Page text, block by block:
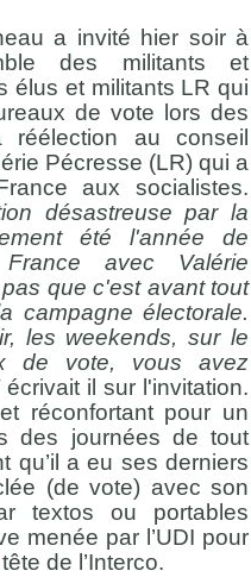
a invité hier soir à
des militants et
élus et militants LR qui
de vote lors des
au conseil
Pécresse (LR) qui a
aux socialistes.
désastreuse par la
été l'année de
avec Valérie
que c'est avant tout
campagne électorale.
les weekends, sur le
de vote, vous avez
écrivait il sur l'invitation.
réconfortant pour un
des journées de tout
qu’il a eu ses derniers
(de vote) avec son
textos ou portables
menée par l’UDI pour
de l’Interco.